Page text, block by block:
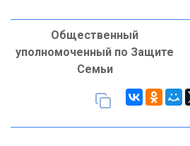
Общественный
уполномоченный по Защите
Семьи